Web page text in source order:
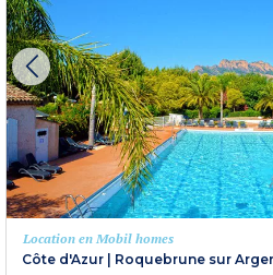
Location en Mobil homes
Côte d'Azur | Roquebrune sur